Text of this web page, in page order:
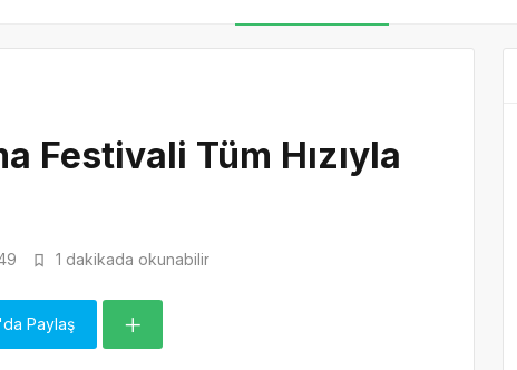
Festivali Tüm Hızıyla
1 dakikada okunabilir
Paylaş